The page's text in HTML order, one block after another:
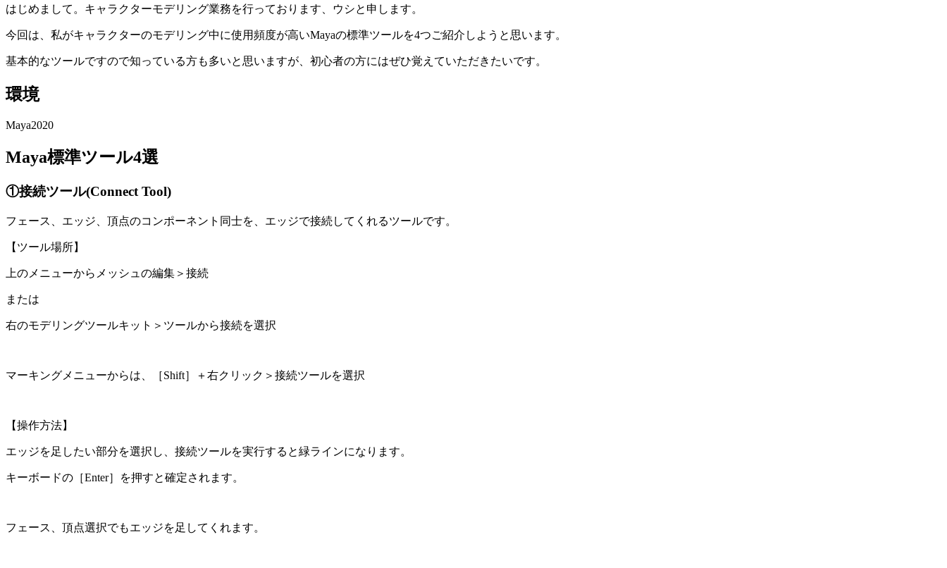
はじめまして。キャラクターモデリング業務を行っております、ウシと申します。
今回は、私がキャラクターのモデリング中に使用頻度が高いMayaの標準ツールを4つご紹介しようと思います。
基本的なツールですので知っている方も多いと思いますが、初心者の方にはぜひ覚えていただきたいです。
環境
Maya2020
Maya標準ツール4選
①接続ツール(Connect Tool)
フェース、エッジ、頂点のコンポーネント同士を、エッジで接続してくれるツールです。
【ツール場所】
上のメニューからメッシュの編集＞接続
または
右のモデリングツールキット＞ツールから接続を選択
マーキングメニューからは、［Shift］＋右クリック＞接続ツールを選択
【操作方法】
エッジを足したい部分を選択し、接続ツールを実行すると緑ラインになります。
キーボードの［Enter］を押すと確定されます。
フェース、頂点選択でもエッジを足してくれます。